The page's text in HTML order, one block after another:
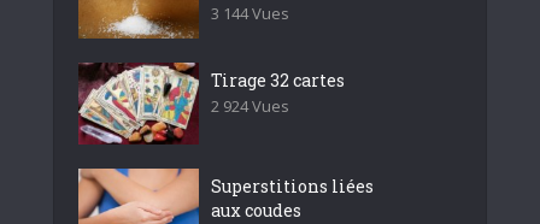
3 144 Vues
Tirage 32 cartes
2 924 Vues
Superstitions liées
aux coudes